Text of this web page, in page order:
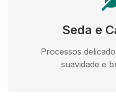
Seda e
Processos
suavidade e